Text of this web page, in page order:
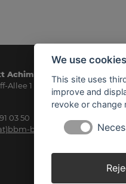
Achim
Allee 1
03 50
baumarkt.de
We use
This site uses
improve and
revoke or change